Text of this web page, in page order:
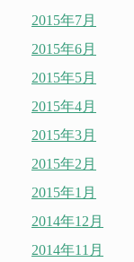
2015年7月
2015年6月
2015年5月
2015年4月
2015年3月
2015年2月
2015年1月
2014年12月
2014年11月